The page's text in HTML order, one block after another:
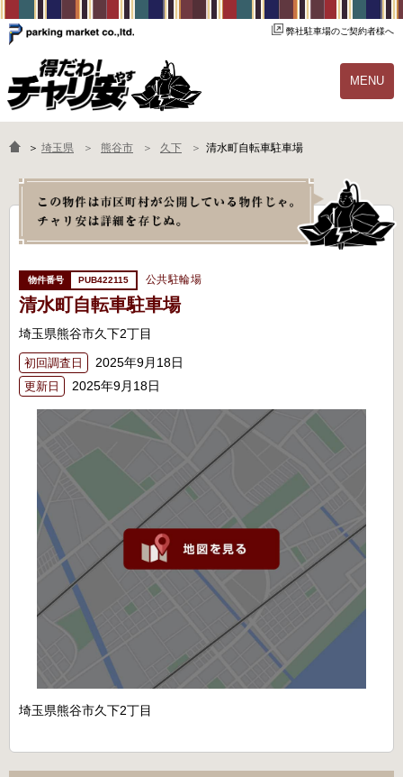
弊社駐車場のご契約者様へ
MENU
物件一覧 ご契約の流れ
よくあるご質問 駐輪場オーナー様へ
＞ 埼玉県 熊谷市 久下 清水町自転車駐車場
PUB422115 公共駐輪場
清水町自転車駐車場
埼玉県熊谷市久下2丁目
初回調査日 2025年9月18日
更新日 2025年9月18日
埼玉県熊谷市久下2丁目